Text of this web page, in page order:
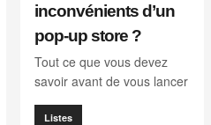
inconvénients d’un
pop-up store ?
Tout ce que vous devez
savoir avant de vous lancer
Listes